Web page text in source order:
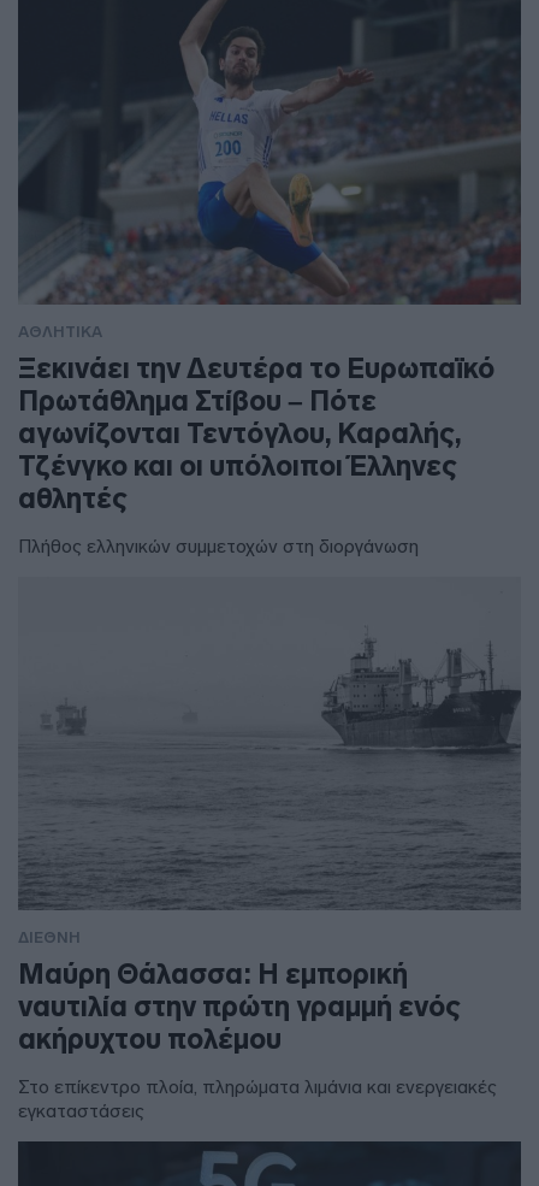
ΑΘΛΗΤΙΚΑ
Ξεκινάει την Δευτέρα το Ευρωπαϊκό
Πρωτάθλημα Στίβου – Πότε
αγωνίζονται Τεντόγλου, Καραλής,
Τζένγκο και οι υπόλοιποι Έλληνες
αθλητές
Πλήθος ελληνικών συμμετοχών στη διοργάνωση
ΔΙΕΘΝΗ
Μαύρη Θάλασσα: Η εμπορική
ναυτιλία στην πρώτη γραμμή ενός
ακήρυχτου πολέμου
Στο επίκεντρο πλοία, πληρώματα λιμάνια και ενεργειακές
εγκαταστάσεις